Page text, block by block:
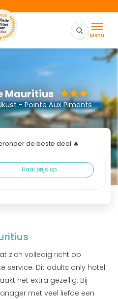
Menu
Mauritius
- Pointe Aux Piments
de beste deal 🔥
Haal prijs op
zich volledig richt op
service. Dit adults only hotel
het extra gezellig. Bij
met veel liefde een